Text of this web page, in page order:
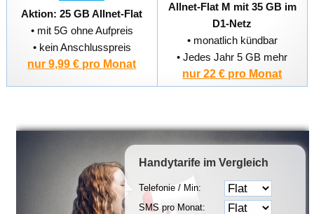
Aktion: 25 GB Allnet-Flat
• mit 5G ohne Aufpreis
• kein Anschlusspreis
nur 9,99 € pro Monat
Allnet-Flat M mit 35 GB im
D1-Netz
• monatlich kündbar
• Jedes Jahr 5 GB mehr
nur 22 € pro Monat
Handytarife im Vergleich
Telefonie / Min:
SMS pro Monat: